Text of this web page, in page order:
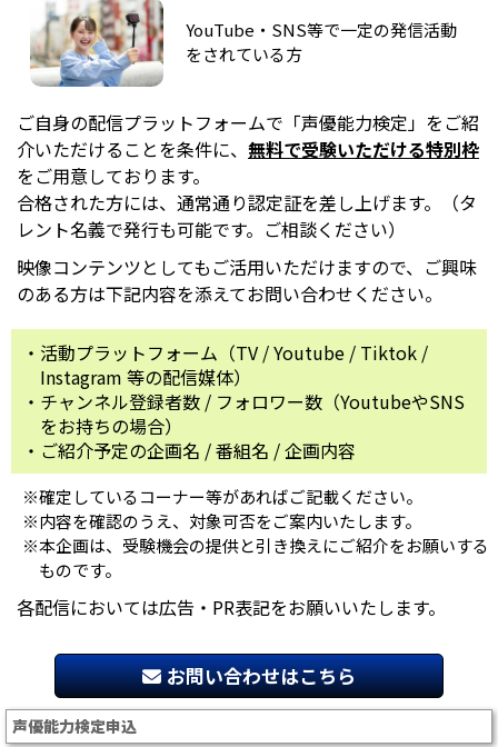
YouTube・SNS等で一定の発信活動
をされている方
ご自身の配信プラットフォームで「声優能力検定」をご紹
介いただけることを条件に、 無料で受験いただける特別枠
をご用意しております。
合格された方には、通常通り認定証を差し上げます。（タ
レント名義で発行も可能です。ご相談ください）
映像コンテンツとしてもご活用いただけますので、ご興味
のある方は下記内容を添えてお問い合わせください。
活動プラットフォーム（TV / Youtube / Tiktok /
Instagram 等の配信媒体）
チャンネル登録者数 / フォロワー数（YoutubeやSNS
をお持ちの場合）
ご紹介予定の企画名 / 番組名 / 企画内容
※確定しているコーナー等があればご記載ください。
※内容を確認のうえ、対象可否をご案内いたします。
※本企画は、受験機会の提供と引き換えにご紹介をお願いする
ものです。
各配信においては広告・PR表記をお願いいたします。
お問い合わせはこちら
声優能力検定申込